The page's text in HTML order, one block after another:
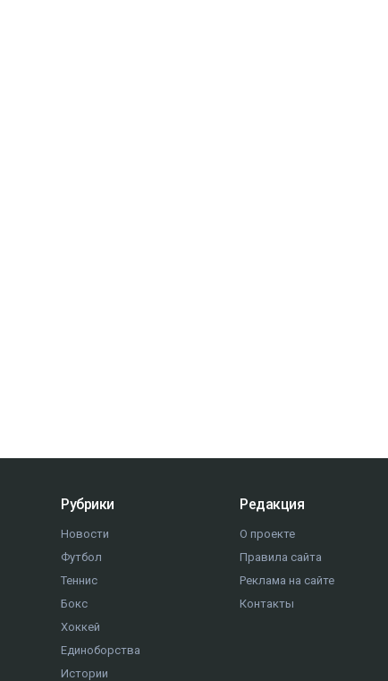
Рубрики
Новости
Футбол
Теннис
Бокс
Хоккей
Единоборства
Истории
Редакция
О проекте
Правила сайта
Реклама на сайте
Контакты